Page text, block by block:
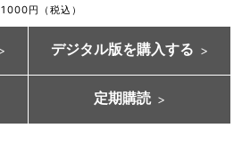
1000円（税込）
デジタル版を購入する
定期購読